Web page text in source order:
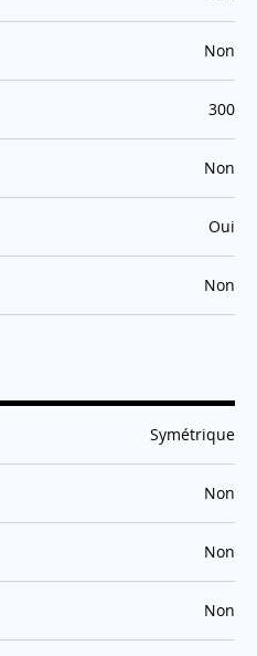
:Non
:300
:Non
:Oui
:Non
:Symétrique
:Non
:Non
:Non